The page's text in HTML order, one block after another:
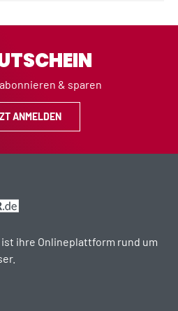
& sparen
ANMELDEN
ihre Onlineplattform rund um